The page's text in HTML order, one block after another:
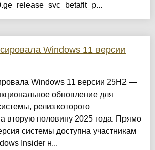
Windows 11 версии
Windows 11 версии 25H2 —
обновление для
релиз которого
вторую половину 2025 года. Прямо
системы доступна участникам
Insider н...